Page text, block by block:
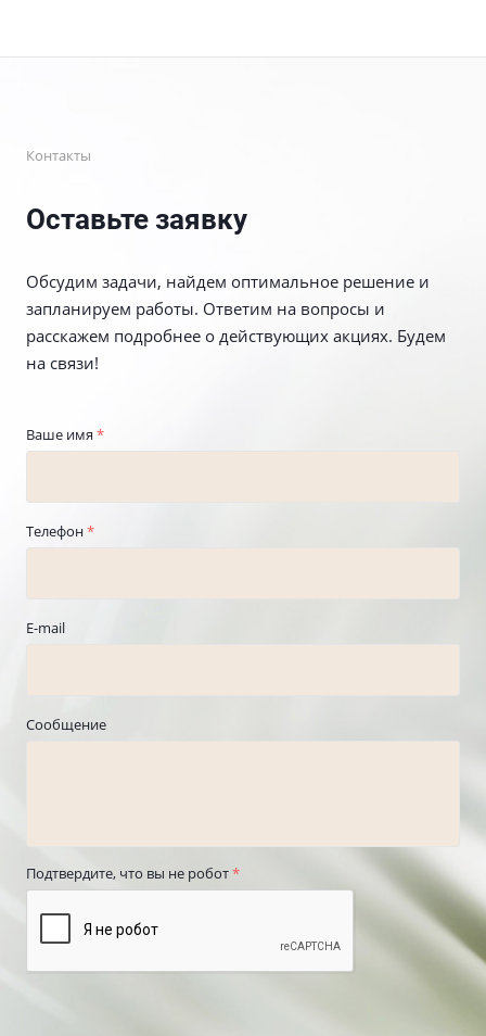
Контакты
Оставьте заявку
Обсудим задачи, найдем оптимальное решение и
запланируем работы. Ответим на вопросы и
расскажем подробнее о действующих акциях. Будем
на связи!
Ваше имя *
Телефон*
E-mail
Сообщение
Подтвердите, что вы не робот*